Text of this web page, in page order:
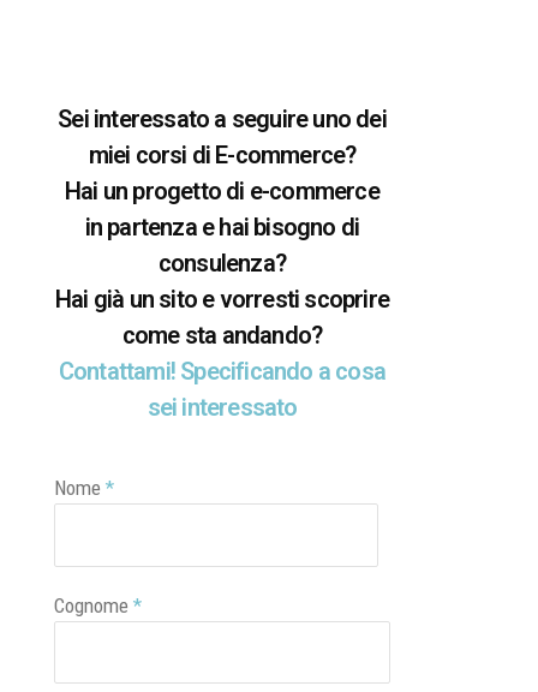
Sei interessato a seguire uno dei
miei corsi di E-commerce?
Hai un progetto di e-commerce
in partenza e hai bisogno di
consulenza?
Hai già un sito e vorresti scoprire
come sta andando?
Contattami! Specificando a cosa
sei interessato
Nome *
Cognome *